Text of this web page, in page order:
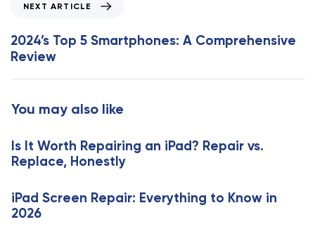
A
r
t
c
e
x
t
A
r
l
e
NEXT ARTICLE
2024’s Top 5 Smartphones: A Comprehensive
Review
You may also like
Is It Worth Repairing an iPad? Repair vs.
Replace, Honestly
iPad Screen Repair: Everything to Know in
2026